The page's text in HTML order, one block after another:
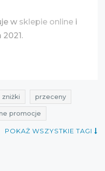
w sklepie online i
zniżki przeceny
promocje
na meble
POKAŻ WSZYSTKIE TAGI